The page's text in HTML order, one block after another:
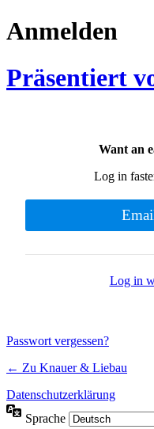
Anmelden
Präsentiert
Want an
Log in
Log in
Passwort vergessen?
← Zu Knauer & Liebau
Datenschutzerklärung
Sprache